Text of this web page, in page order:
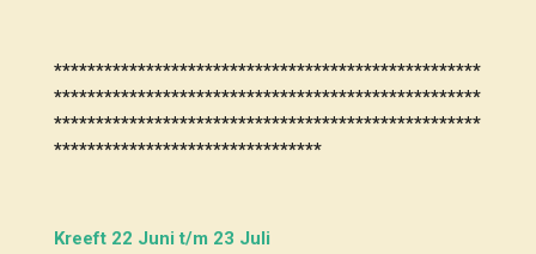
***************************************************
***************************************************
***************************************************
********************************
Kreeft 22 Juni t/m 23 Juli